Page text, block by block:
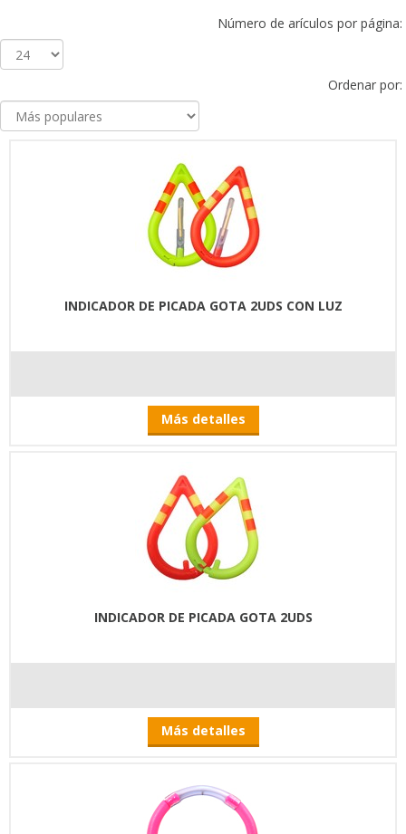
Número de arículos por página:
Ordenar por:
INDICADOR DE PICADA GOTA 2UDS CON LUZ
Más detalles
INDICADOR DE PICADA GOTA 2UDS
Más detalles